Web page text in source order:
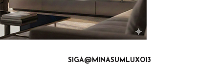
SIGA@MINASUMLUXO13